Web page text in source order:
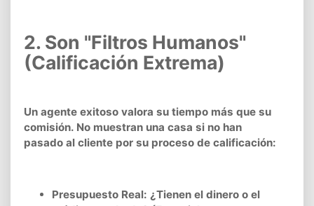
2. Son "Filtros Humanos"
(Calificación Extrema)
Un agente exitoso valora su tiempo más que su
comisión. No muestran una casa si no han
pasado al cliente por su proceso de calificación:
Presupuesto Real: ¿Tienen el dinero o el